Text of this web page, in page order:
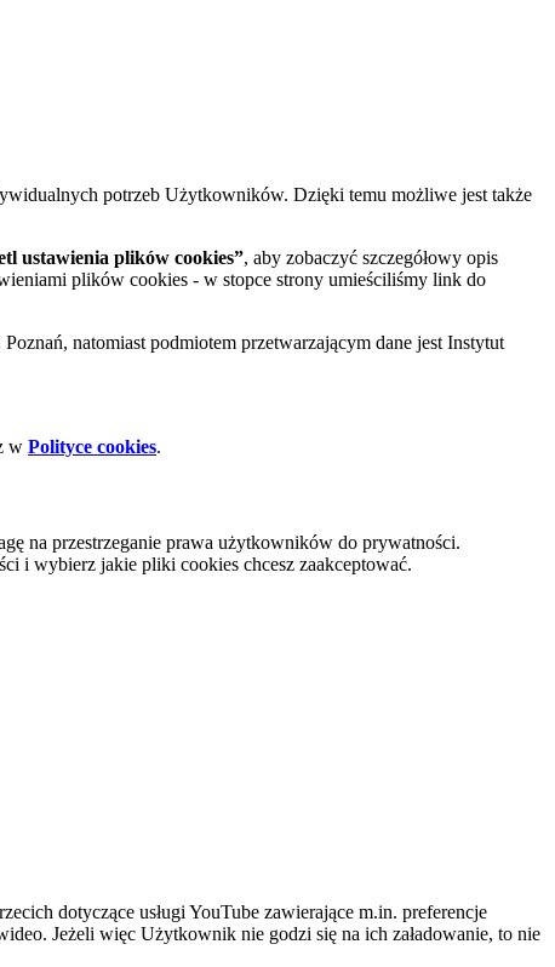
potrzeb Użytkowników. Dzięki temu możliwe jest także
ustawienia plików cookies”, aby zobaczyć szczegółowy opis
plików cookies - w stopce strony umieściliśmy link do
natomiast podmiotem przetwarzającym dane jest Instytut
w Polityce cookies.
na przestrzeganie prawa użytkowników do prywatności.
i wybierz jakie pliki cookies chcesz zaakceptować.
dotyczące usługi YouTube zawierające m.in. preferencje
Jeżeli więc Użytkownik nie godzi się na ich załadowanie, to nie